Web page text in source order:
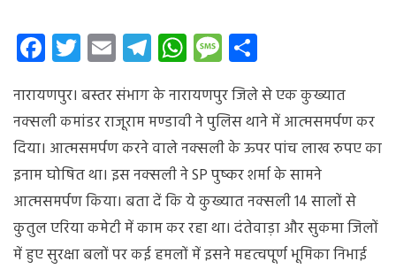
सफलता,
5
का
इनामी
नक्सली
हुआ
गिरफ्तार
Facebook
Twitter
EmailTelegram
WhatsApp
Message
नारायणपुर। बस्तर संभाग के नारायणपुर जिले से एक कुख्यात
नक्सली कमांडर राजूराम मण्डावी ने पुलिस थाने में आत्मसमर्पण कर
दिया। आत्मसमर्पण करने वाले नक्सली के ऊपर पांच लाख रुपए का
इनाम घोषित था। इस नक्सली ने SP पुष्कर शर्मा के सामने
आत्मसमर्पण किया। बता दें कि ये कुख्यात नक्सली 14 सालों से
कुतुल एरिया कमेटी में काम कर रहा था। दंतेवाड़ा और सुकमा जिलों
में हुए सुरक्षा बलों पर कई हमलों में इसने महत्वपूर्ण भूमिका निभाई